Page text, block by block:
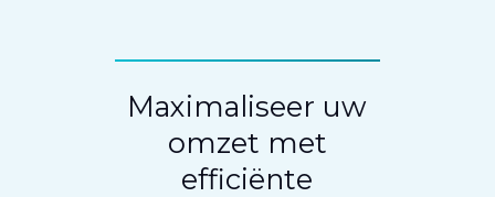
Maximaliseer uw
omzet met
efficiënte